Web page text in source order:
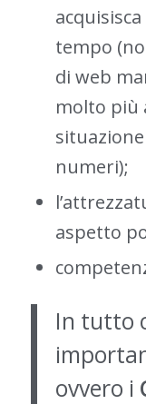
tempo
di web
molto più
numeri);
aspetto
In tutto
ovvero i